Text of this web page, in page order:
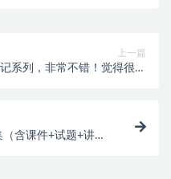
上一篇
系列，非常不错！觉得很少
含课件+试题+讲义